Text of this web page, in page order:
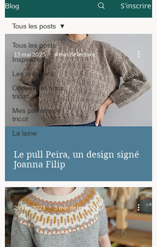
Blog S'inscrire
Tous les posts
Inspirations
Les créations
Conseils et tutos
tricot
Mes patrons de
tricot
La laine
Tous les posts
Le pull Peira, un design signé
Joanna Filip
15 mai 2025 4 min de lecture
29 avr. 2025 5 min de lecture